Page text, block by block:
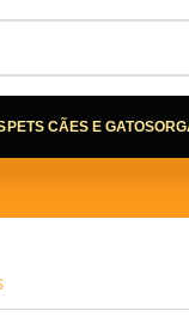
PETS CÃES E GATOS